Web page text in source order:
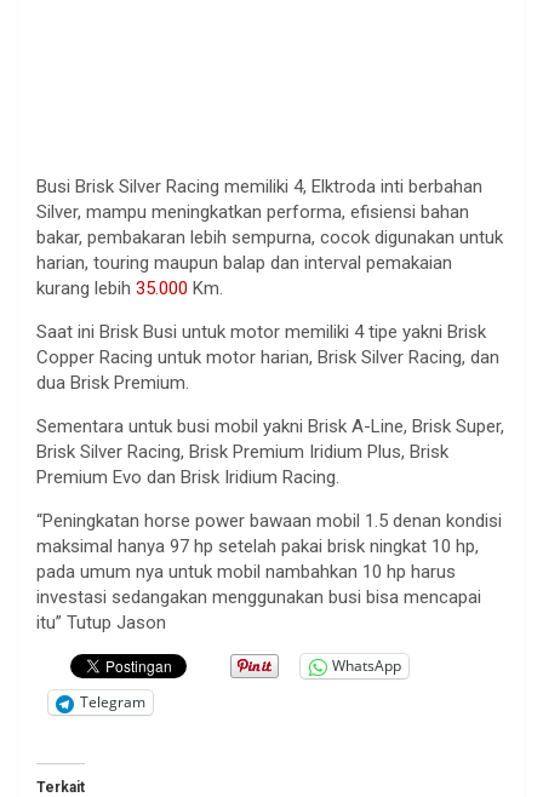
Busi Brisk Silver Racing memiliki 4, Elktroda inti berbahan
Silver, mampu meningkatkan performa, efisiensi bahan
bakar, pembakaran lebih sempurna, cocok digunakan untuk
harian, touring maupun balap dan interval pemakaian
kurang lebih 35.000 Km.
Saat ini Brisk Busi untuk motor memiliki 4 tipe yakni Brisk
Copper Racing untuk motor harian, Brisk Silver Racing, dan
dua Brisk Premium.
Sementara untuk busi mobil yakni Brisk A-Line, Brisk Super,
Brisk Silver Racing, Brisk Premium Iridium Plus, Brisk
Premium Evo dan Brisk Iridium Racing.
“Peningkatan horse power bawaan mobil 1.5 denan kondisi
maksimal hanya 97 hp setelah pakai brisk ningkat 10 hp,
pada umum nya untuk mobil nambahkan 10 hp harus
investasi sedangakan menggunakan busi bisa mencapai
itu” Tutup Jason
WhatsApp
Telegram
Terkait